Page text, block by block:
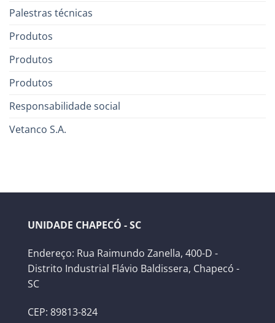
Palestras técnicas
Produtos
Produtos
Produtos
Responsabilidade social
Vetanco S.A.
UNIDADE CHAPECÓ - SC
Endereço: Rua Raimundo Zanella, 400-D -
Distrito Industrial Flávio Baldissera, Chapecó -
SC
CEP: 89813-824